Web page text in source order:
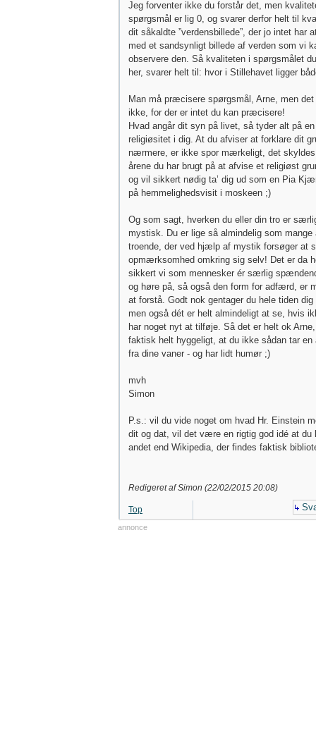
Jeg forventer ikke du forstår det, men
spørgsmål er lig 0, og svarer derfor helt til
dit såkaldte ”verdensbillede”, der jo intet har
med et sandsynligt billede af verden som vi
observere den. Så kvaliteten i spørgsmålet
her, svarer helt til: hvor i Stillehavet ligger
Man må præcisere spørgsmål, Arne, men det
ikke, for der er intet du kan præcisere!
Hvad angår dit syn på livet, så tyder alt på
religiøsitet i dig. At du afviser at forklare dit
nærmere, er ikke spor mærkeligt, det skyldes
årene du har brugt på at afvise et religiøst
og vil sikkert nødig ta’ dig ud som en Pia
på hemmelighedsvisit i moskeen ;)
Og som sagt, hverken du eller din tro er
mystisk. Du er lige så almindelig som mange
troende, der ved hjælp af mystik forsøger at
opmærksomhed omkring sig selv! Det er da
sikkert vi som mennesker ér særlig
og høre på, så også den form for adfærd, er
at forstå. Godt nok gentager du hele tiden dig
men også dét er helt almindeligt at se, hvis
har noget nyt at tilføje. Så det er helt ok
faktisk helt hyggeligt, at du ikke sådan tar en
fra dine vaner - og har lidt humør ;)
mvh
Simon
P.s.: vil du vide noget om hvad Hr. Einstein
dit og dat, vil det være en rigtig god idé at
andet end Wikipedia, der findes faktisk
Redigeret af Simon (22/02/2015 20:08)
Top
annonce